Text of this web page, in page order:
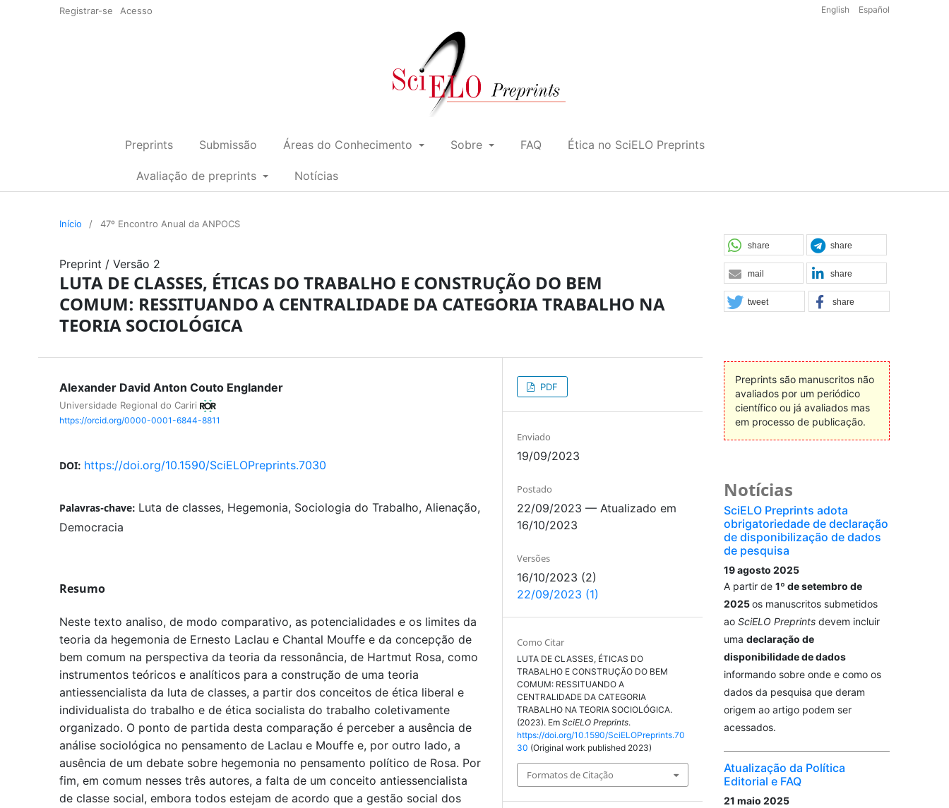
Registrar-se Acesso English Español
Preprints Submissão Áreas do Conhecimento Sobre FAQ Ética no SciELO Preprints
Avaliação de preprints Notícias
Início / 47º Encontro Anual da ANPOCS
Preprint / Versão 2
LUTA DE CLASSES, ÉTICAS DO TRABALHO E CONSTRUÇÃO DO BEM
COMUM: RESSITUANDO A CENTRALIDADE DA CATEGORIA TRABALHO NA
TEORIA SOCIOLÓGICA
Alexander David Anton Couto Englander
Universidade Regional do Cariri
https://orcid.org/0000-0001-6844-8811
DOI: https://doi.org/10.1590/SciELOPreprints.7030
Palavras-chave: Luta de classes, Hegemonia, Sociologia do Trabalho, Alienação,
Democracia
Resumo
Neste texto analiso, de modo comparativo, as potencialidades e os limites da
teoria da hegemonia de Ernesto Laclau e Chantal Mouffe e da concepção de
bem comum na perspectiva da teoria da ressonância, de Hartmut Rosa, como
instrumentos teóricos e analíticos para a construção de uma teoria
antiessencialista da luta de classes, a partir dos conceitos de ética liberal e
individualista do trabalho e de ética socialista do trabalho coletivamente
organizado. O ponto de partida desta comparação é perceber a ausência de
análise sociológica no pensamento de Laclau e Mouffe e, por outro lado, a
ausência de um debate sobre hegemonia no pensamento político de Rosa. Por
fim, em comum nesses três autores, a falta de um conceito antiessencialista
de classe social, embora todos estejam de acordo que a gestão social dos
PDF
Enviado
19/09/2023
Postado
22/09/2023 — Atualizado em
16/10/2023
Versões
16/10/2023 (2)
22/09/2023 (1)
Como Citar
LUTA DE CLASSES, ÉTICAS DO
TRABALHO E CONSTRUÇÃO DO BEM
COMUM: RESSITUANDO A
CENTRALIDADE DA CATEGORIA
TRABALHO NA TEORIA SOCIOLÓGICA.
(2023). EmSciELO Preprints.
https://doi.org/10.1590/SciELOPreprints.70
30 (Original work published 2023)
Formatos de Citação
share share
mail share
tweet share
Preprints são manuscritos não
avaliados por um periódico
científico ou já avaliados mas
em processo de publicação.
Notícias
SciELO Preprints adota
obrigatoriedade de declaração
de disponibilização de dados
de pesquisa
19 agosto 2025
A partir de 1º de setembro de
2025os manuscritos submetidos
ao SciELO Preprintsdevem incluir
uma declaração de
disponibilidade de dados
informando sobre onde e como os
dados da pesquisa que deram
origem ao artigo podem ser
acessados.
Atualização da Política
Editorial e FAQ
21 maio 2025